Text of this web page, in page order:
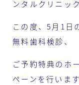
ンタルクリニッ
この度、5月1日
無料歯科検診、
ご予約特典のホ
ペーンを行います